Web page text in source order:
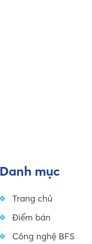
Danh mục
Trang chủ
Điểm bán
Công nghệ BFS